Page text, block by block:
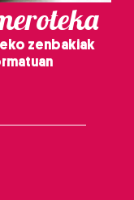
zenbakiak